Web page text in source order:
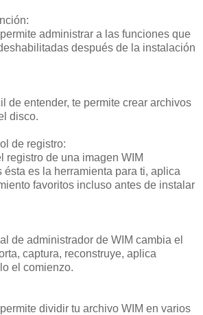
administrar a las funciones que
después de la instalación
de entender, te permite crear archivos
disco.
de registro:
registro de una imagen WIM
ésta es la herramienta para ti, aplica
favoritos incluso antes de instalar
de administrador de WIM cambia el
captura, reconstruye, aplica
el comienzo.
dividir tu archivo WIM en varios